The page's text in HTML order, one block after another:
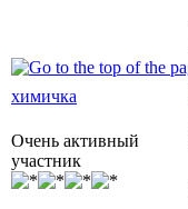
химичка
Очень активный
участник